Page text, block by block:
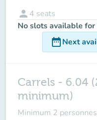
person 4 seats
No slots available
date_rangeNext
Carrels - 6.04
minimum)
Minimum 2